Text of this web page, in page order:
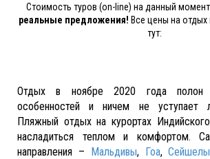
Стоимость туров (on-line) на данный
реальные предложения! Все цены на отдых
тут:
Отдых в ноябре 2020 года полон
особенностей и ничем не уступает
Пляжный отдых на курортах
насладиться теплом и комфортом.
направления – Мальдивы, Гоа,Сейшелы